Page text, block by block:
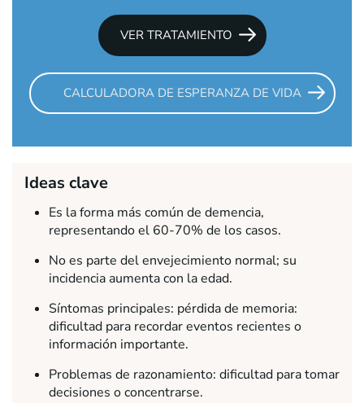
VER TRATAMIENTO
CALCULADORA DE ESPERANZA DE VIDA
Ideas clave
Es la forma más común de demencia,
representando el 60-70% de los casos.
No es parte del envejecimiento normal; su
incidencia aumenta con la edad.
Síntomas principales: pérdida de memoria:
dificultad para recordar eventos recientes o
información importante.
Problemas de razonamiento: dificultad para tomar
decisiones o concentrarse.